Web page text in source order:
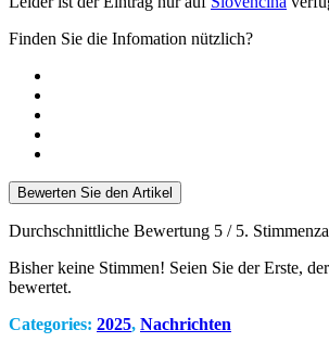
Finden Sie die Infomation nützlich?
Bewerten Sie den Artikel
Durchschnittliche Bewertung 5 / 5.
Bisher keine Stimmen! Seien Sie der Erste,
bewertet.
Categories: 2025, Nachrichten